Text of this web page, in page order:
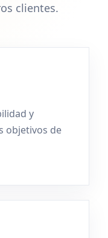
clientes.
y
objetivos de